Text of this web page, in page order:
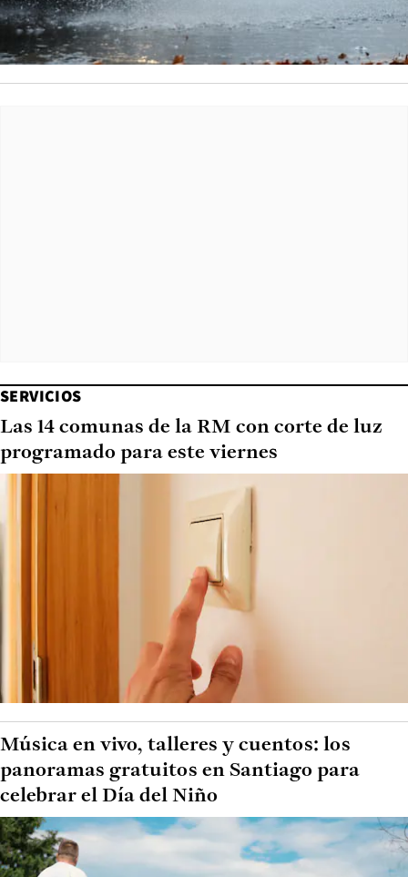
SERVICIOS
Las 14 comunas de la RM con corte de luz
programado para este viernes
Música en vivo, talleres y cuentos: los
panoramas gratuitos en Santiago para
celebrar el Día del Niño